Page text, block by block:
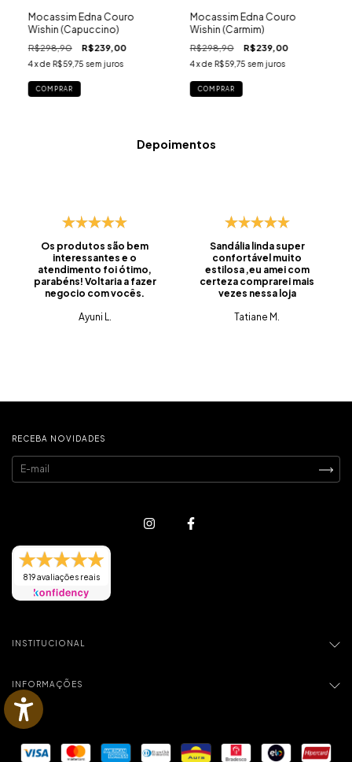
Mocassim Edna Couro
Wishin (Capuccino)
R$298,90 R$239,00
4x de R$59,75 sem juros
COMPRAR
Mocassim Edna Couro
Wishin (Carmim)
R$298,90 R$239,00
4x de R$59,75 sem juros
COMPRAR
Depoimentos
Os produtos são bem
interessantes e o
atendimento foi ótimo,
parabéns! Voltaria a fazer
negocio com vocês.
Ayuni L.
Sandália linda super
confortável muito
estilosa ,eu amei com
certeza comprarei mais
vezes nessa loja
Tatiane M.
RECEBA NOVIDADES
819 avaliações reais
INSTITUCIONAL
INFORMAÇÕES